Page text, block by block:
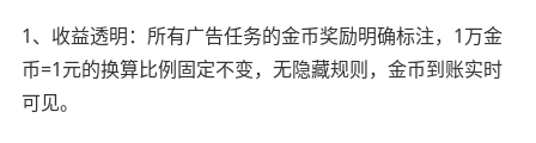
1、收益透明：所有广告任务的金币奖励明确标注，1万金
币=1元的换算比例固定不变，无隐藏规则，金币到账实时
可见。